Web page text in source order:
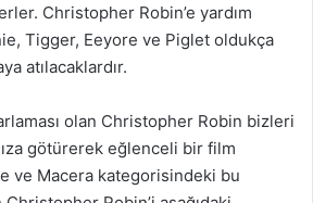
Christopher Robin’e yardım
Tigger, Eeyore ve Piglet oldukça
atılacaklardır.
olan Christopher Robin bizleri
götürerek eğlenceli bir film
ve Macera kategorisindeki bu